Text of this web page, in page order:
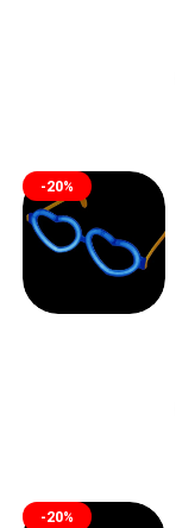
-20%
-20%